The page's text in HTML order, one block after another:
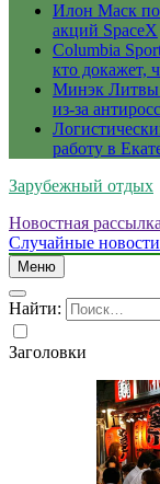
Илон Маск
акций SpaceX
Columbia
кто докажет,
Минэк Литвы
из-за
работу в
Зарубежный отдых
Новостная рассылка
Случайные новости
Меню
Найти:
Заголовки